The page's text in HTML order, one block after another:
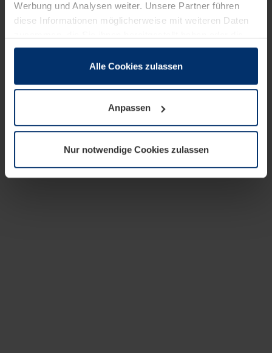
Werbung und Analysen weiter. Unsere Partner führen
diese Informationen möglicherweise mit weiteren Daten
sie im Rahmen Ihrer Nutzung der Dienste gesammelt
wenn diese für den Betrieb dieser Seite unbedingt
notwendig sind. Für alle anderen Cookie-Typen benötigen
wir Ihre Erlaubnis. Ihre Einwilligung können Sie jederzeit
Datenschutzerklärungunserer Website ändern oder
widerrufen.
Alle Cookies zulassen
Anpassen
Nur notwendige Cookies zulassen